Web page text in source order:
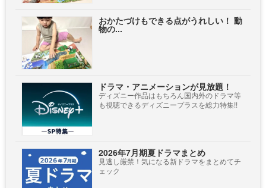
おかたづけもできる点がうれしい！ 動
物の...
ドラマ・アニメーションが見放題！
ディズニー作品はもちろん国内外のドラマ等
も視聴できるディズニープラスを総力特集!!
2026年7月期夏ドラマまとめ
見逃し厳禁！気になる新ドラマをまとめてチ
ェック